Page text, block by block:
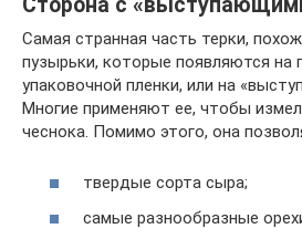
Самая странная часть терки,
пузырьки, которые появляются на
упаковочной пленки, или на
Многие применяют ее, чтобы
чеснока. Помимо этого, она
твердые сорта сыра;
самые разнообразные